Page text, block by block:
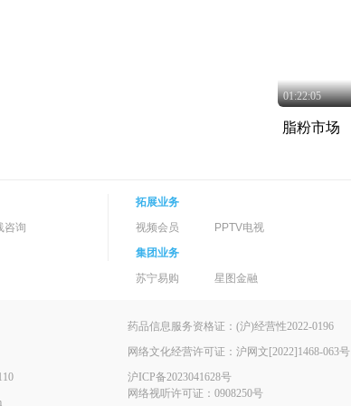
01:22:05
脂粉市场
咨询
拓展业务
视频会员
PPTV电视
集团业务
苏宁易购
星图金融
药品信息服务资格证：(沪)经营性2022-0196
网络文化经营许可证：沪网文[2022]1468-063号
沪ICP备2023041628号
网络视听许可证：0908250号